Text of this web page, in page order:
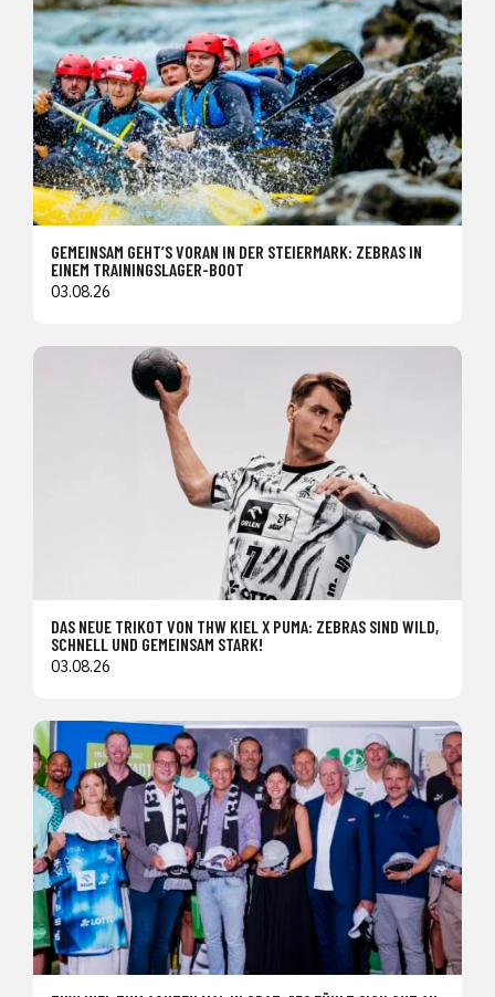
GEMEINSAM GEHT’S VORAN IN DER STEIERMARK: ZEBRAS IN
EINEM TRAININGSLAGER-BOOT
03.08.26
DAS NEUE TRIKOT VON THW KIEL X PUMA: ZEBRAS SIND WILD,
SCHNELL UND GEMEINSAM STARK!
03.08.26